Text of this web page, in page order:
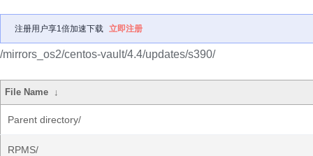
注册用户享1倍加速下载 立即注册
/mirrors_os2/centos-vault/4.4/updates/s390/
File Name ↓
Parent directory/
RPMS/